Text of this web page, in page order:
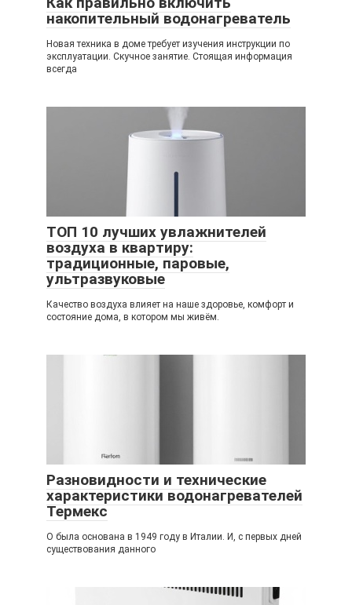
накопительный водонагреватель
Новая техника в доме требует изучения инструкции по
эксплуатации. Скучное занятие. Стоящая информация
всегда
ТОП 10 лучших увлажнителей
воздуха в квартиру:
традиционные, паровые,
ультразвуковые
Качество воздуха влияет на наше здоровье, комфорт и
состояние дома, в котором мы живём.
Разновидности и технические
характеристики водонагревателей
Термекс
О была основана в 1949 году в Италии. И, с первых дней
существования данного